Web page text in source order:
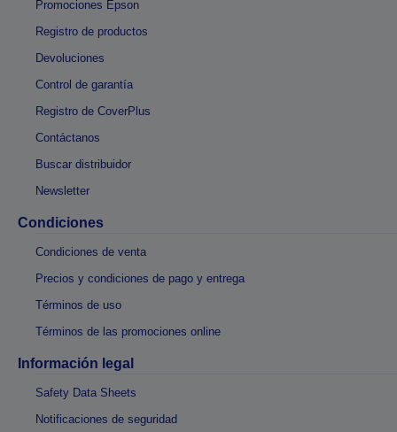
Promociones Epson
Registro de productos
Devoluciones
Control de garantía
Registro de CoverPlus
Contáctanos
Buscar distribuidor
Newsletter
Condiciones
Condiciones de venta
Precios y condiciones de pago y entrega
Términos de uso
Términos de las promociones online
Información legal
Safety Data Sheets
Notificaciones de seguridad